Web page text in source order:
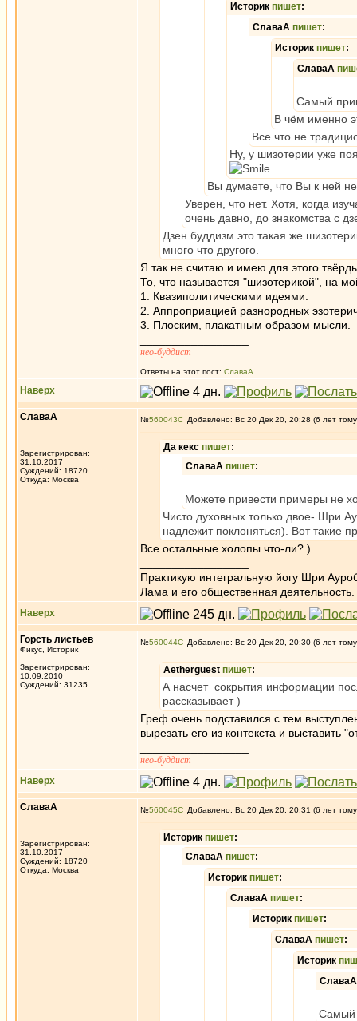
Историк пишет:
СлаваА пишет:
Историк пишет:
СлаваА
Самый
В чём именно
Все что не
Ну, у шизотерии уже
Вы думаете, что Вы к ней
Уверен, что нет. Хотя, когда
очень давно, до знакомства с
Дзен буддизм это такая же
много что другого.
Я так не считаю и имею для этого
То, что называется "шизотерикой", на
1. Квазиполитическими идеями.
2. Аппроприацией разнородных
3. Плоским, плакатным образом мысли.
нео-буддист
Ответы на этот пост: СлаваА
Наверх
СлаваА
Зарегистрирован:
31.10.2017
Суждений: 18720
Откуда: Москва
№560043 Добавлено: Вс 20 Дек 20, 20:28 (6 лет
Да кекс пишет:
СлаваА пишет:
Можете привести примеры не
Чисто духовных только двое- Шри
надлежит поклоняться). Вот такие
Все остальные холопы что-ли? )
Практикую интегральную йогу Шри
Лама и его общественная деятельность.
Наверх
Горсть листьев
Фикус, Историк
Зарегистрирован:
10.09.2010
Суждений: 31235
№560044 Добавлено: Вс 20 Дек 20, 20:30 (6 лет
Aetherguest пишет:
А насчет сокрытия информации
рассказывает )
Греф очень подставился с тем
вырезать его из контекста и выставить
нео-буддист
Наверх
СлаваА
Зарегистрирован:
31.10.2017
Суждений: 18720
Откуда: Москва
№560045 Добавлено: Вс 20 Дек 20, 20:31 (6 лет
Историк пишет:
СлаваА пишет:
Историк пишет:
СлаваА пишет:
Историк пишет:
СлаваА пишет:
Историк
Самый